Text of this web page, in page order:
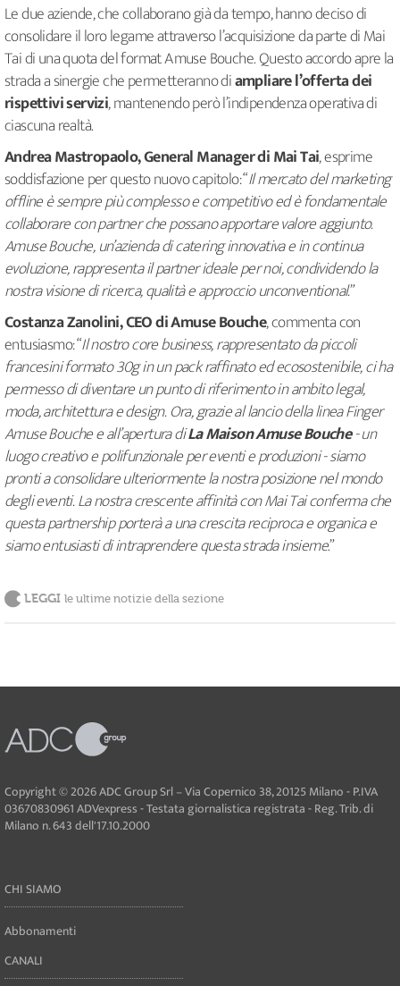
Le due aziende, che collaborano già da tempo, hanno deciso di
consolidare il loro legame attraverso l’acquisizione da parte di Mai
Tai di una quota del format Amuse Bouche. Questo accordo apre la
strada a sinergie che permetteranno diampliare l’offerta dei
rispettivi servizi, mantenendo però l’indipendenza operativa di
ciascuna realtà.
Andrea Mastropaolo, General Manager di Mai Tai, esprime
soddisfazione per questo nuovo capitolo: “Il mercato del marketing
offline è sempre più complesso e competitivo ed è fondamentale
collaborare con partner che possano apportare valore aggiunto.
Amuse Bouche, un’azienda di catering innovativa e in continua
evoluzione, rappresenta il partner ideale per noi, condividendo la
nostra visione di ricerca, qualità e approccio unconventional.”
Costanza Zanolini, CEO di Amuse Bouche, commenta con
entusiasmo: “Il nostro core business, rappresentato da piccoli
francesini formato 30g in un pack raffinato ed ecosostenibile, ci ha
permesso di diventare un punto di riferimento in ambito legal,
moda, architettura e design. Ora, grazie al lancio della linea Finger
Amuse Bouche e all’apertura diLa Maison Amuse Bouche- un
luogo creativo e polifunzionale per eventi e produzioni - siamo
pronti a consolidare ulteriormente la nostra posizione nel mondo
degli eventi. La nostra crescente affinità con Mai Tai conferma che
questa partnership porterà a una crescita reciproca e organica e
siamo entusiasti di intraprendere questa strada insieme.”
LEGGI le ultime notizie della sezione
Copyright © 2026 ADC Group Srl – Via Copernico 38, 20125 Milano - P.IVA
03670830961 ADVexpress - Testata giornalistica registrata - Reg. Trib. di
Milano n. 643 dell'17.10.2000
CHI SIAMO
Abbonamenti
CANALI